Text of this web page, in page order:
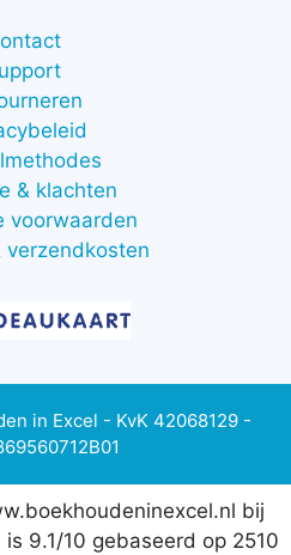
& klachten
voorwaarden
verzendkosten
in Excel - KvK 42068129 -
bij
is 9.1/10 gebaseerd op 2510